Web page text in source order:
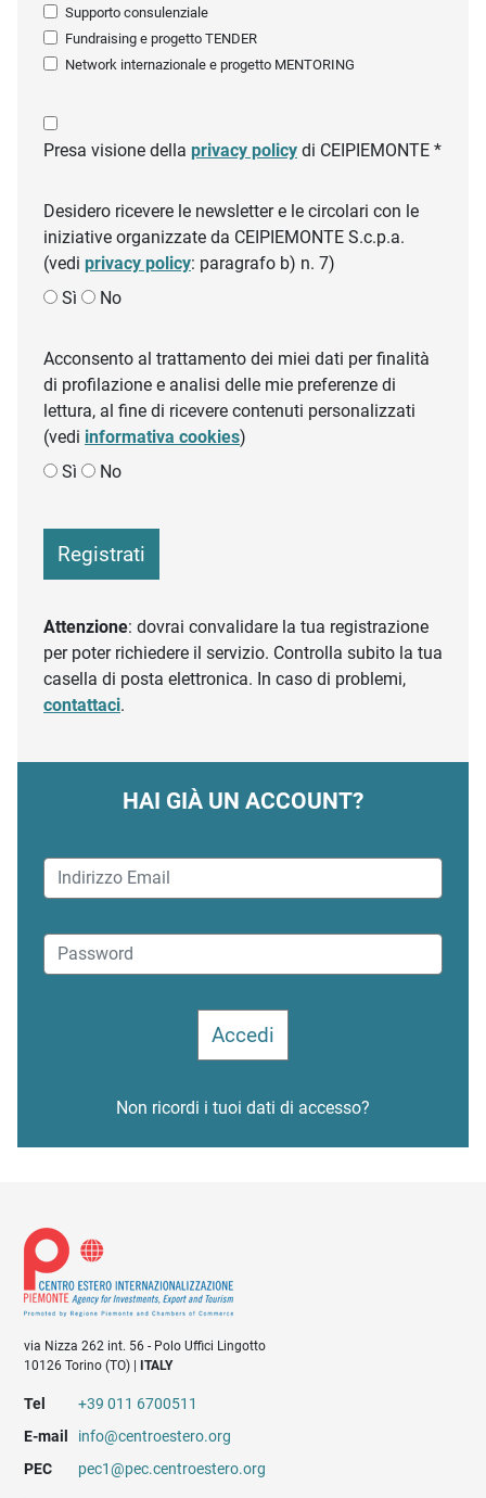
Supporto consulenziale
Fundraising e progetto TENDER
Network internazionale e progetto MENTORING
Presa visione della privacy policy di CEIPIEMONTE *
Desidero ricevere le newsletter e le circolari con le
iniziative organizzate da CEIPIEMONTE S.c.p.a.
(vedi privacy policy: paragrafo b) n. 7)
Sì
No
Acconsento al trattamento dei miei dati per finalità
di profilazione e analisi delle mie preferenze di
lettura, al fine di ricevere contenuti personalizzati
(vedi informativa cookies)
Sì
No
Registrati
Attenzione: dovrai convalidare la tua registrazione
per poter richiedere il servizio. Controlla subito la tua
casella di posta elettronica. In caso di problemi,
contattaci.
HAI GIÀ UN ACCOUNT?
Non ricordi i tuoi dati di accesso?
via Nizza 262 int. 56 - Polo Uffici Lingotto
10126 Torino (TO) |
ITALY
Tel
+39 011 6700511
E-mail
info@centroestero.org
PEC
pec1@pec.centroestero.org